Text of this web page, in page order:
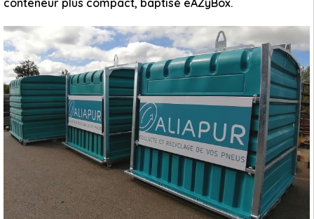
conteneur plus compact, baptisé eAZyBox.